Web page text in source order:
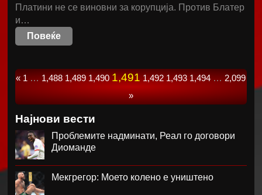
Платини не се виновни за корупција. Против Блатер
и…
Повеќе
« 1 … 1,488 1,489 1,490 1,491 1,492 1,493 1,494 … 2,099
»
Најнови вести
Проблемите надминати, Реал го договори
Диоманде
Мекгрегор: Моето колено е уништено